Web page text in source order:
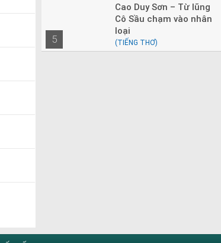
5
Cao Duy Sơn – Từ lũng
Cô Sầu chạm vào nhân
loại
(TIẾNG THƠ)